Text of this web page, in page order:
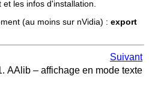
les infos d'installation.
(au moins sur nVidia) : export
Suivant
AAlib – affichage en mode texte